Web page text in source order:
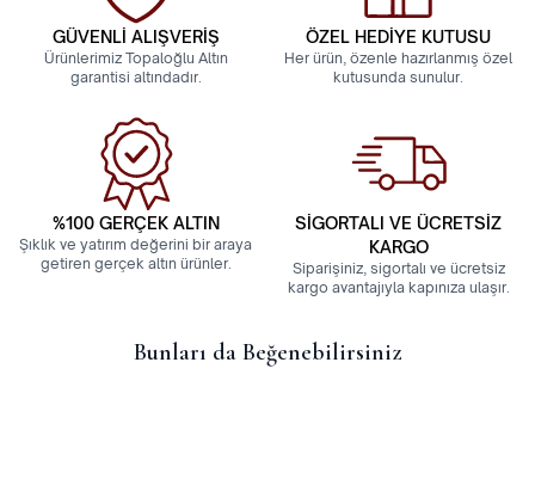
GÜVENLİ ALIŞVERİŞ
Ürünlerimiz Topaloğlu Altın
garantisi altındadır.
ÖZEL HEDİYE KUTUSU
Her ürün, özenle hazırlanmış özel
kutusunda sunulur.
%100 GERÇEK ALTIN
Şıklık ve yatırım değerini bir araya
getiren gerçek altın ürünler.
SİGORTALI VE ÜCRETSİZ
KARGO
Siparişiniz, sigortalı ve ücretsiz
kargo avantajıyla kapınıza ulaşır.
Bunları da Beğenebilirsiniz